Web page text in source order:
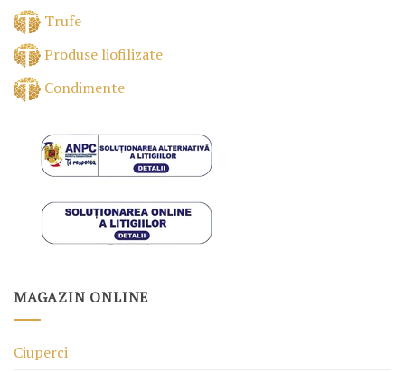
Trufe
Produse liofilizate
Condimente
MAGAZIN ONLINE
Ciuperci